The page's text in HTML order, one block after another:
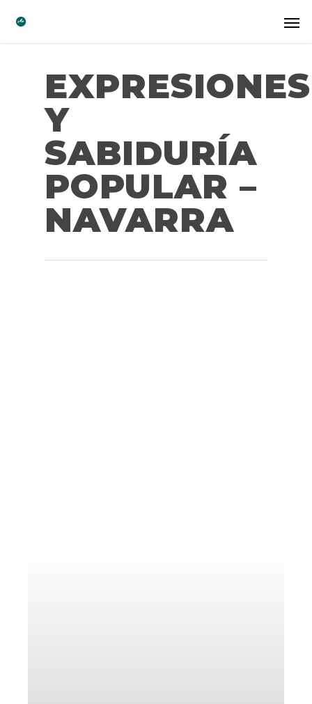
EXPRESIONES
Y
SABIDURÍA
POPULAR –
NAVARRA